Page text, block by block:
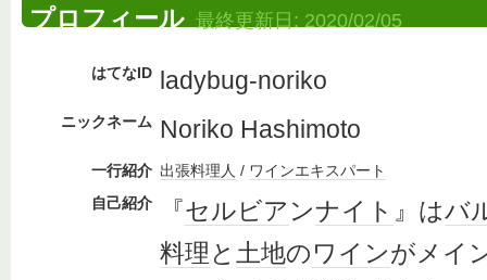
プロフィール 最終更新日: 2020/02/05
はてなID ladybug-noriko
ニックネーム Noriko Hashimoto
一行紹介 出張料理人 / ワインエキスパート
自己紹介
『セルビア ンナイト 』はバ
料理 と 土地のワインがメイ